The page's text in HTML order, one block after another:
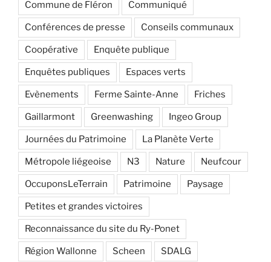
Commune de Fléron Communiqué
Conférences de presse Conseils communaux
Coopérative Enquête publique
Enquêtes publiques Espaces verts
Evènements Ferme Sainte-Anne Friches
Gaillarmont Greenwashing Ingeo Group
Journées du Patrimoine La Planète Verte
Métropole liégeoise N3 Nature Neufcour
OccuponsLeTerrain Patrimoine Paysage
Petites et grandes victoires
Reconnaissance du site du Ry-Ponet
Région Wallonne Scheen SDALG